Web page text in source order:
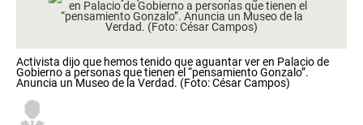
Activista dijo que hemos tenido que aguantar ver en Palacio de
Gobierno a personas que tienen el “pensamiento Gonzalo”.
Anuncia un Museo de la Verdad. (Foto: César Campos)